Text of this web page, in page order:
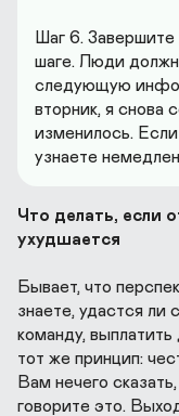
Шаг 6.
шаге. Люди
следующую
вторник, я снова
изменилось.
узнаете
Что делать, если
ухудшается
Бывает, что
знаете, удастся ли
команду,
тот же принцип:
Вам нечего
говорите это.